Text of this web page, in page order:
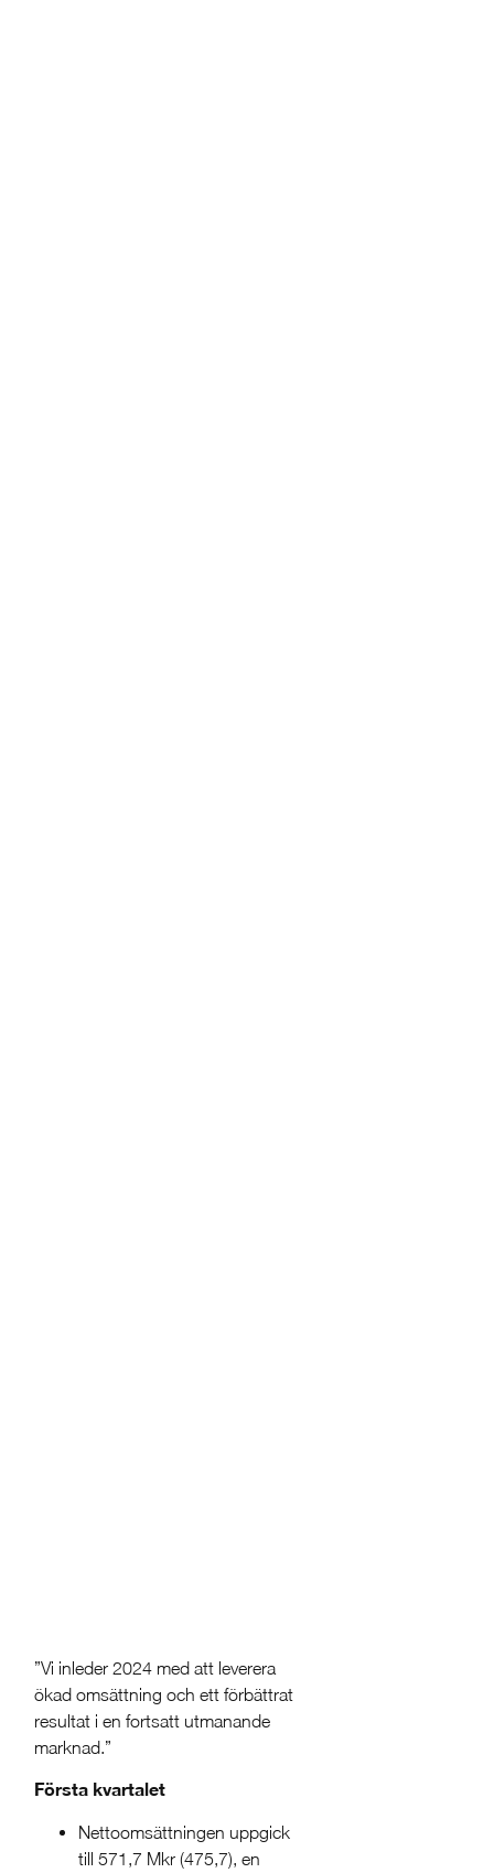
”Vi inleder 2024 med att leverera
ökad omsättning och ett förbättrat
resultat i en fortsatt utmanande
marknad.”
Första kvartalet
Nettoomsättningen uppgick
till 571,7 Mkr (475,7), en